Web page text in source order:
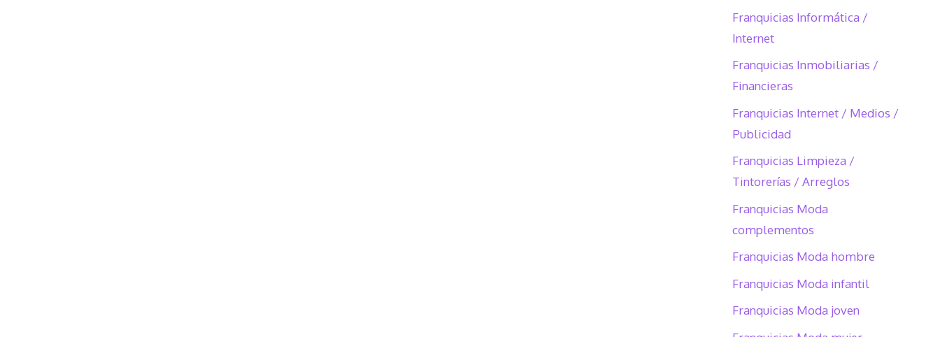
Franquicias Informática /
Internet
Franquicias Inmobiliarias /
Financieras
Franquicias Internet / Medios /
Publicidad
Franquicias Limpieza /
Tintorerías / Arreglos
Franquicias Moda
complementos
Franquicias Moda hombre
Franquicias Moda infantil
Franquicias Moda joven